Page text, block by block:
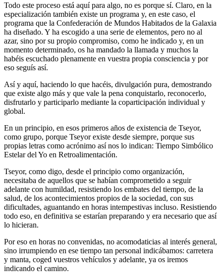
Todo este proceso está aquí para algo, no es porque sí. Claro, en la
especialización también existe un programa y, en este caso, el
programa que la Confederación de Mundos Habitados de la Galaxia
ha diseñado. Y ha escogido a una serie de elementos, pero no al
azar, sino por su propio compromiso, como he indicado y, en un
momento determinado, os ha mandado la llamada y muchos la
habéis escuchado plenamente en vuestra propia consciencia y por
eso seguís así.
Así y aquí, haciendo lo que hacéis, divulgación pura, demostrando
que existe algo más y que vale la pena conquistarlo, reconocerlo,
disfrutarlo y participarlo mediante la coparticipación individual y
global.
En un principio, en esos primeros años de existencia de Tseyor,
como grupo, porque Tseyor existe desde siempre, porque sus
propias letras como acrónimo así nos lo indican: Tiempo Simbólico
Estelar del Yo en Retroalimentación.
Tseyor, como digo, desde el principio como organización,
necesitaba de aquellos que se habían comprometido a seguir
adelante con humildad, resistiendo los embates del tiempo, de la
salud, de los acontecimientos propios de la sociedad, con sus
dificultades, aguantando en horas intempestivas incluso. Resistiendo
todo eso, en definitiva se estarían preparando y era necesario que así
lo hicieran.
Por eso en horas no convenidas, no acomodaticias al interés general,
sino irrumpiendo en ese tiempo tan personal indicábamos: carretera
y manta, coged vuestros vehículos y adelante, ya os iremos
indicando el camino.